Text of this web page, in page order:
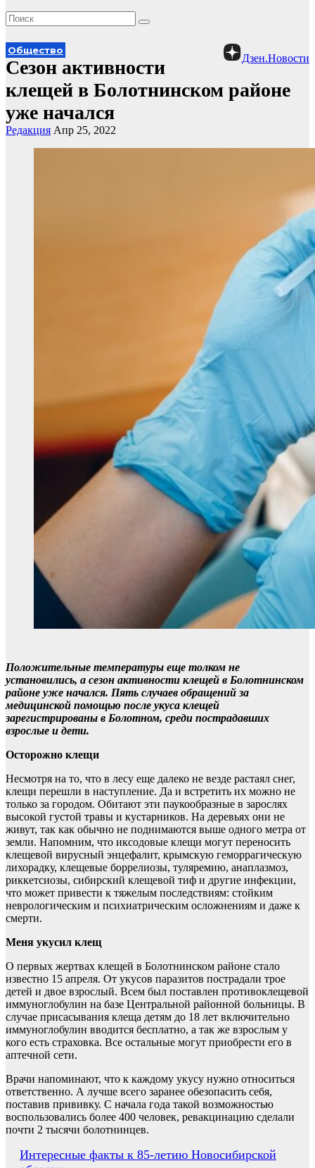
Дзен.Новости
Общество
Сезон активности
клещей в Болотнинском районе
уже начался
Редакция Апр 25, 2022
Положительные температуры еще толком не
установились, а сезон активности клещей в Болотнинском
районе уже начался. Пять случаев обращений за
медицинской помощью после укуса клещей
зарегистрированы в Болотном, среди пострадавших
взрослые и дети.
Осторожно клещи
Несмотря на то, что в лесу еще далеко не везде растаял снег,
клещи перешли в наступление. Да и встретить их можно не
только за городом. Обитают эти паукообразные в зарослях
высокой густой травы и кустарников. На деревьях они не
живут, так как обычно не поднимаются выше одного метра от
земли. Напомним, что иксодовые клещи могут переносить
клещевой вирусный энцефалит, крымскую геморрагическую
лихорадку, клещевые боррелиозы, туляремию, анаплазмоз,
риккетсиозы, сибирский клещевой тиф и другие инфекции,
что может привести к тяжелым последствиям: стойким
неврологическим и психиатрическим осложнениям и даже к
смерти.
Меня укусил клещ
О первых жертвах клещей в Болотнинском районе стало
известно 15 апреля. От укусов паразитов пострадали трое
детей и двое взрослый. Всем был поставлен противоклещевой
иммуноглобулин на базе Центральной районной больницы. В
случае присасывания клеща детям до 18 лет включительно
иммуноглобулин вводится бесплатно, а так же взрослым у
кого есть страховка. Все остальные могут приобрести его в
аптечной сети.
Врачи напоминают, что к каждому укусу нужно относиться
ответственно. А лучше всего заранее обезопасить себя,
поставив прививку. С начала года такой возможностью
воспользовались более 400 человек, ревакцинацию сделали
почти 2 тысячи болотнинцев.
Навигация
Интересные факты к 85-летию Новосибирской